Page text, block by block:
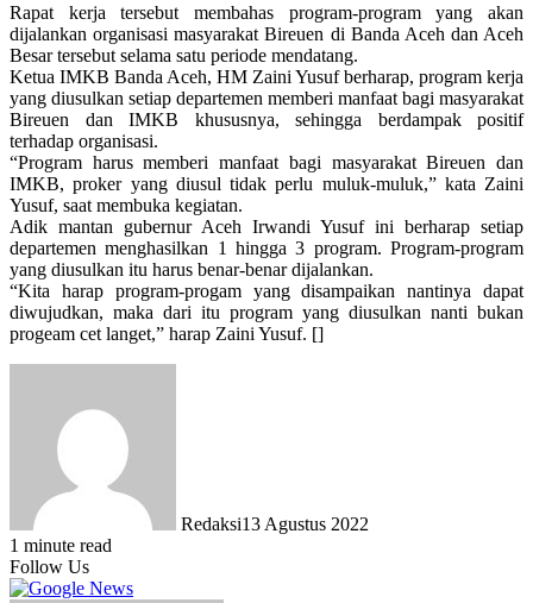
Rapat kerja tersebut membahas program-program yang akan
dijalankan organisasi masyarakat Bireuen di Banda Aceh dan Aceh
Besar tersebut selama satu periode mendatang.
Ketua IMKB Banda Aceh, HM Zaini Yusuf berharap, program kerja
yang diusulkan setiap departemen memberi manfaat bagi masyarakat
Bireuen dan IMKB khususnya, sehingga berdampak positif
terhadap organisasi.
“Program harus memberi manfaat bagi masyarakat Bireuen dan
IMKB, proker yang diusul tidak perlu muluk-muluk,” kata Zaini
Yusuf, saat membuka kegiatan.
Adik mantan gubernur Aceh Irwandi Yusuf ini berharap setiap
departemen menghasilkan 1 hingga 3 program. Program-program
yang diusulkan itu harus benar-benar dijalankan.
“Kita harap program-progam yang disampaikan nantinya dapat
diwujudkan, maka dari itu program yang diusulkan nanti bukan
progeam cet langet,” harap Zaini Yusuf. []
Redaksi13 Agustus 2022
1 minute read
Follow Us